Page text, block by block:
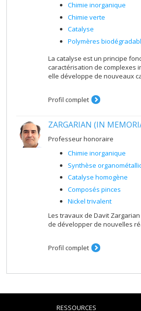
Chimie inorganique
Chimie verte
Catalyse
Polymères
La catalyse est un principe
caractérisation de complexes
elle développe de nouveaux
Profil complet
ZARGARIAN (IN
Professeur honoraire
Chimie inorganique
Synthèse
Catalyse homogène
Composés pinces
Nickel trivalent
Les travaux de Davit
de développer de nouvelles
Profil complet
RESSOURCES